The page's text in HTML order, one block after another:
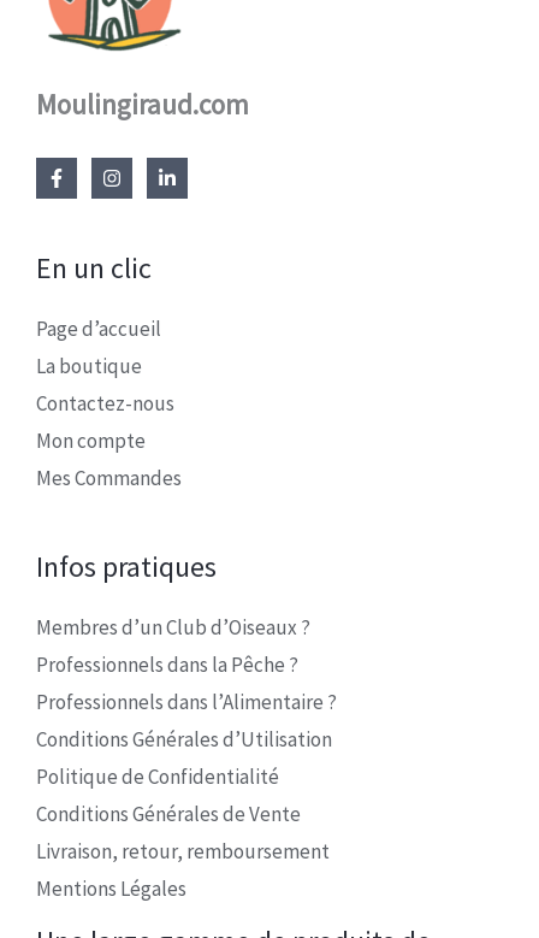
Moulingiraud.com
En un clic
Page d’accueil
La boutique
Contactez-nous
Mon compte
Mes Commandes
Infos pratiques
Membres d’un Club d’Oiseaux ?
Professionnels dans la Pêche ?
Professionnels dans l’Alimentaire ?
Conditions Générales d’Utilisation
Politique de Confidentialité
Conditions Générales de Vente
Livraison, retour, remboursement
Mentions Légales